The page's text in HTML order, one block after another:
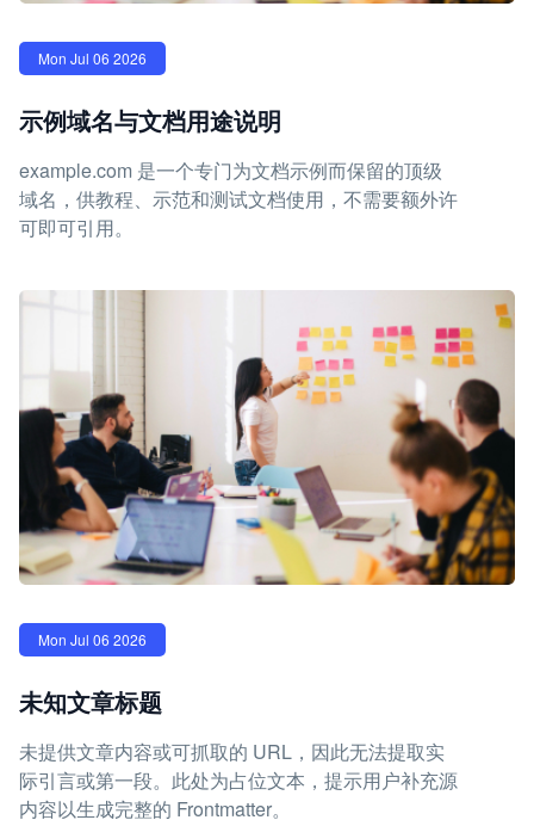
Mon Jul 06 2026
示例域名与文档用途说明
example.com 是一个专门为文档示例而保留的顶级
域名，供教程、示范和测试文档使用，不需要额外许
可即可引用。
Mon Jul 06 2026
未知文章标题
未提供文章内容或可抓取的 URL，因此无法提取实
际引言或第一段。此处为占位文本，提示用户补充源
内容以生成完整的 Frontmatter。